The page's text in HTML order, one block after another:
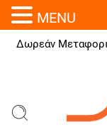
Δωρεάν
MENU